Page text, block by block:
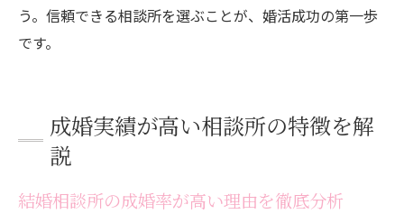
う。信頼できる相談所を選ぶことが、婚活成功の第一歩
です。
成婚実績が高い相談所の特徴を解
説
結婚相談所の成婚率が高い理由を徹底分析